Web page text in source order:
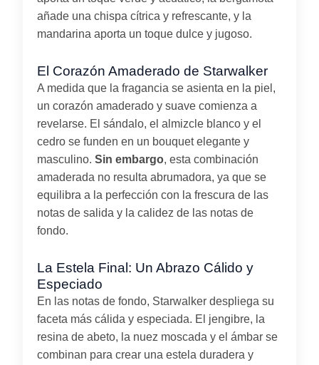
añade una chispa cítrica y refrescante, y la
mandarina aporta un toque dulce y jugoso.
El Corazón Amaderado de Starwalker
A medida que la fragancia se asienta en la piel,
un corazón amaderado y suave comienza a
revelarse. El sándalo, el almizcle blanco y el
cedro se funden en un bouquet elegante y
masculino. Sin embargo, esta combinación
amaderada no resulta abrumadora, ya que se
equilibra a la perfección con la frescura de las
notas de salida y la calidez de las notas de
fondo.
La Estela Final: Un Abrazo Cálido y
Especiado
En las notas de fondo, Starwalker despliega su
faceta más cálida y especiada. El jengibre, la
resina de abeto, la nuez moscada y el ámbar se
combinan para crear una estela duradera y